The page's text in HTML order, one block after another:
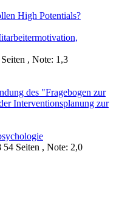
High Potentials?
, Note: 1,3
des "Fragebogen zur
Interventionsplanung zur
54 Seiten , Note: 2,0